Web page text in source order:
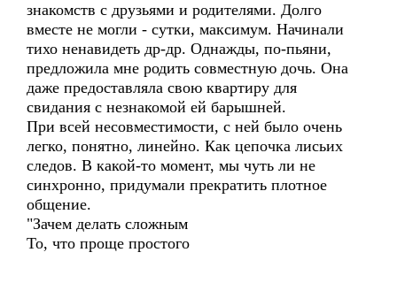
знакомств с друзьями и родителями. Долго
вместе не могли - сутки, максимум. Начинали
тихо ненавидеть др-др. Однажды, по-пьяни,
предложила мне родить совместную дочь. Она
даже предоставляла свою квартиру для
свидания с незнакомой ей барышней.
При всей несовместимости, с ней было очень
легко, понятно, линейно. Как цепочка лисьих
следов. В какой-то момент, мы чуть ли не
синхронно, придумали прекратить плотное
общение.
"Зачем делать сложным
То, что проще простого